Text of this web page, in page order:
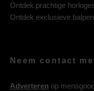
Ontdek prachtige
Ontdek exclusieve
Neem contact
Adverteren op